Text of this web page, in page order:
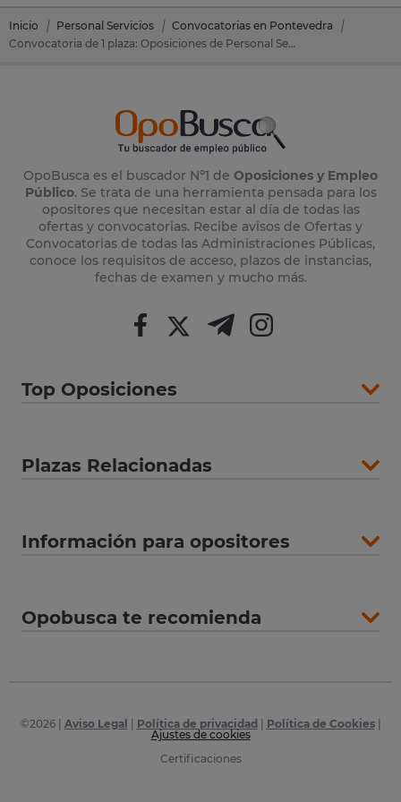
Inicio Personal Servicios
Convocatorias en Pontevedra
Convocatoria de 1 plaza: Oposiciones de Personal Servicios en Forcarei (Pontevedra)
OpoBusca es el buscador Nº1 de Oposiciones y Empleo
Público. Se trata de una herramienta pensada para los
opositores que necesitan estar al día de todas las
ofertas y convocatorias. Recibe avisos de Ofertas y
Convocatorias de todas las Administraciones Públicas,
conoce los requisitos de acceso, plazos de instancias,
fechas de examen y mucho más.
Top Oposiciones
Plazas Relacionadas
Información para opositores
Opobusca te recomienda
©2026| Aviso Legal Política de privacidad Política de Cookies|
Ajustes de cookies
Certificaciones